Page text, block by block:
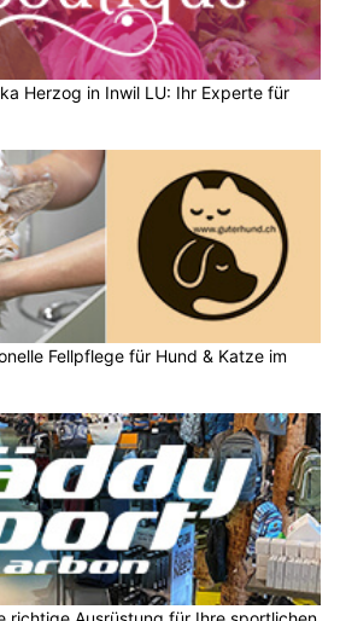
Herzog in Inwil LU: Ihr Experte für
Fellpflege für Hund & Katze im